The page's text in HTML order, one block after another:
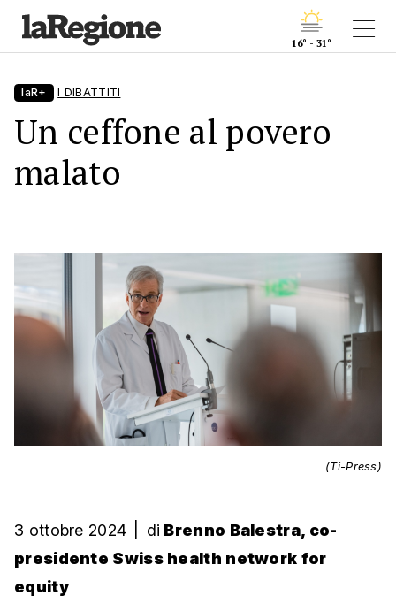
16° - 31°
laR+ I DIBATTITI
Un ceffone al povero
malato
(Ti-Press)
3 ottobre 2024 di Brenno Balestra, co-
presidente Swiss health network for
equity